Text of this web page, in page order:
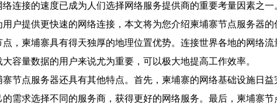
连接的速度已成为人们选择网络服务提供商的重要考量因素之
户提供更快速的网络连接，本文将为您介绍柬埔寨节点服务器的
，柬埔寨具有得天独厚的地理位置优势。连接世界各地的网络
容量数据的用户来说尤为重要，可以极大地提高工作效率。
节点服务器还具有其他特点。首先，柬埔寨的网络基础设施日
需求选择不同的服务商，获得更好的网络服务。最后，柬埔寨